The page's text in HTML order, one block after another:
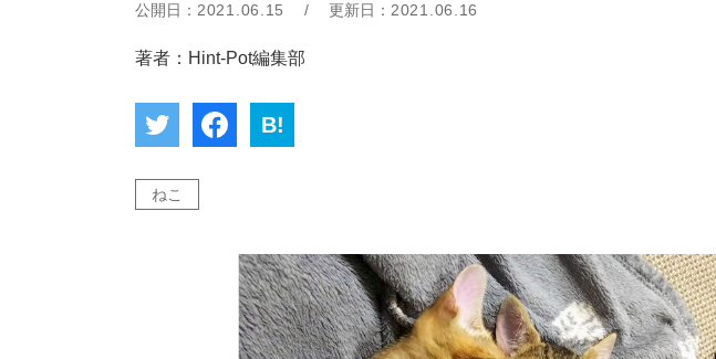
公開日： 2021.06.15 / 更新日： 2021.06.16
著者：Hint-Pot編集部
B!
ねこ